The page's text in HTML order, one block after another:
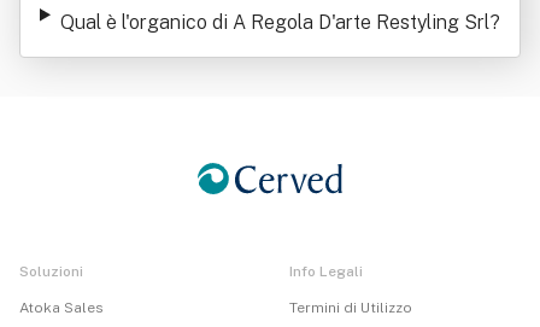
Qual è l'organico di A Regola D'arte Restyling Srl?
Soluzioni
Atoka Sales
Info Legali
Termini di Utilizzo